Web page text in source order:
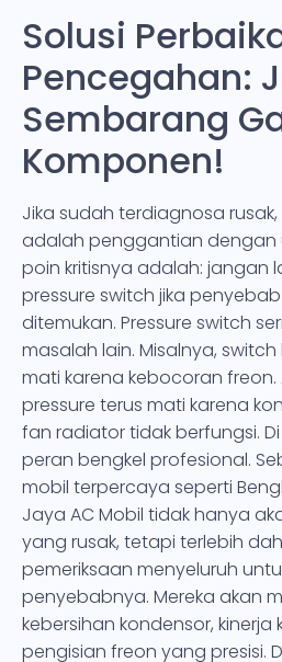
Solusi
Pencegahan:
Sembarang
Komponen!
Jika sudah terdiagnosa
adalah penggantian dengan
poin kritisnya adalah: jangan
pressure switch jika
ditemukan. Pressure switch
masalah lain. Misalnya,
mati karena kebocoran
pressure terus mati karena
fan radiator tidak berfungsi.
peran bengkel profesional.
mobil terpercaya seperti
Jaya AC Mobil tidak hanya
yang rusak, tetapi terlebih
pemeriksaan menyeluruh
penyebabnya. Mereka akan
kebersihan kondensor,
pengisian freon yang presisi.